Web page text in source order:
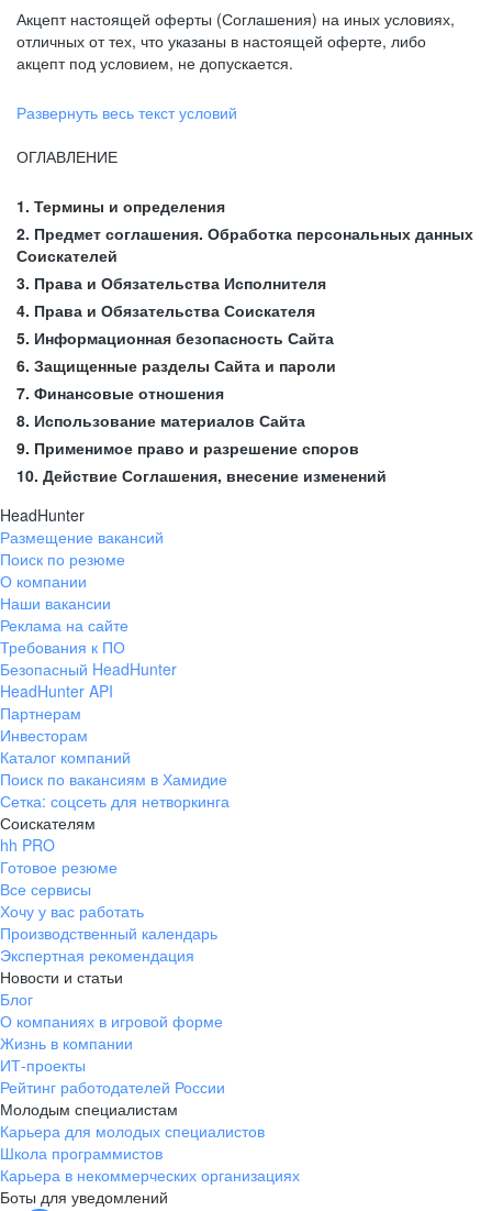
Акцепт настоящей оферты (Соглашения) на иных условиях,
отличных от тех, что указаны в настоящей оферте, либо
акцепт под условием, не допускается.
Развернуть весь текст условий
ОГЛАВЛЕНИЕ
1. Термины и определения
2. Предмет соглашения. Обработка персональных данных
Соискателей
3. Права и Обязательства Исполнителя
4. Права и Обязательства Соискателя
5. Информационная безопасность Сайта
6. Защищенные разделы Сайта и пароли
7. Финансовые отношения
8. Использование материалов Сайта
9. Применимое право и разрешение споров
10. Действие Соглашения, внесение изменений
HeadHunter
Размещение вакансий
Поиск по резюме
О компании
Наши вакансии
Реклама на сайте
Требования к ПО
Безопасный HeadHunter
HeadHunter API
Партнерам
Инвесторам
Каталог компаний
Поиск по вакансиям в Хамидие
Сетка: соцсеть для нетворкинга
Соискателям
hh PRO
Готовое резюме
Все сервисы
Хочу у вас работать
Производственный календарь
Экспертная рекомендация
Новости и статьи
Блог
О компаниях в игровой форме
Жизнь в компании
ИТ-проекты
Рейтинг работодателей России
Молодым специалистам
Карьера для молодых специалистов
Школа программистов
Карьера в некоммерческих организациях
Боты для уведомлений